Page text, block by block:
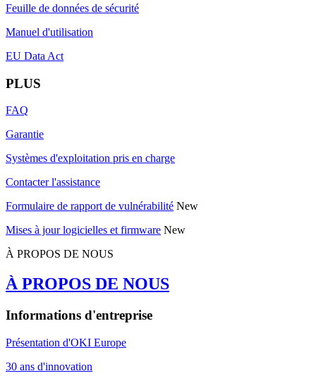
Feuille de données de sécurité
Manuel d'utilisation
EU Data Act
PLUS
FAQ
Garantie
Systèmes d'exploitation pris en charge
Contacter l'assistance
Formulaire de rapport de vulnérabilité New
Mises à jour logicielles et firmware New
À PROPOS DE NOUS
À PROPOS DE NOUS
Informations d'entreprise
Présentation d'OKI Europe
30 ans d'innovation